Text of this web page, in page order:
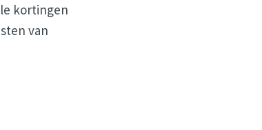
kortingen
van